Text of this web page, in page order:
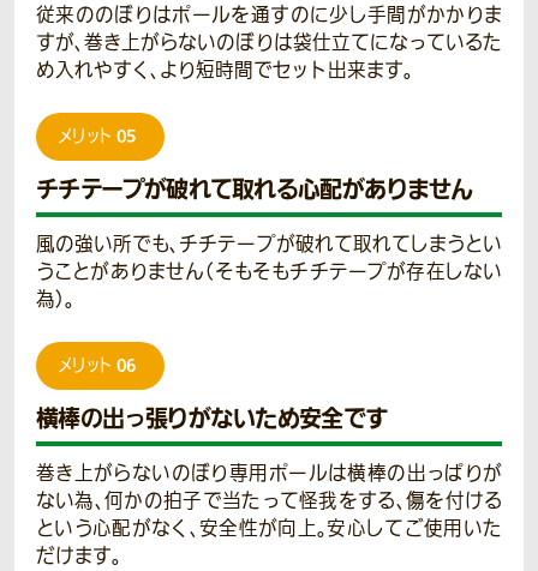
従来ののぼりはポールを通すのに少し手間がかかりま
すが、巻き上がらないのぼりは袋仕立てになっているた
め入れやすく、より短時間でセット出来ます。
メリット 05
チチテープが破れて取れる心配がありません
風の強い所でも、チチテープが破れて取れてしまうとい
うことがありません（そもそもチチテープが存在しない
為）。
メリット 06
横棒の出っ張りがないため安全です
巻き上がらないのぼり専用ポールは横棒の出っぱりが
ない為、何かの拍子で当たって怪我をする、傷を付ける
という心配がなく、安全性が向上。安心してご使用いた
だけます。